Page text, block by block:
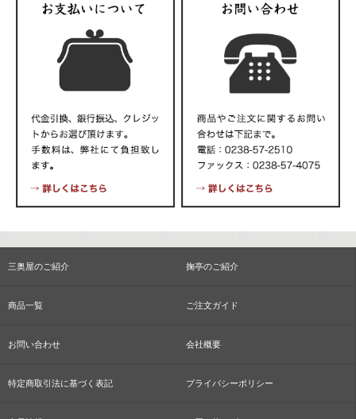
三奥屋のご紹介 掬亭のご紹介
商品一覧 ご注文ガイド
お問い合わせ 会社概要
特定商取引法に基づく表記 プライバシーポリシー